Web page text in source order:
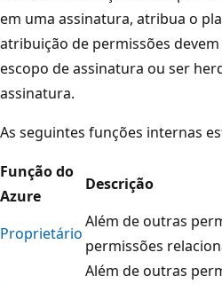
em uma assinatura, atribua o
atribuição de permissões
escopo de assinatura ou ser
assinatura.
As seguintes funções internas
Função do
Azure
Descrição
Proprietário
Além de outras
permissões
Além de outras